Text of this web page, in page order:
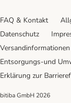
FAQ & Kontakt
Datenschutz
Versandinformationen
Entsorgungs-und
Erklärung zur
bitiba GmbH 2026